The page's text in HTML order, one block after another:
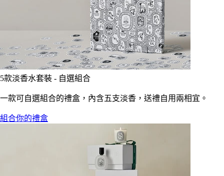
5款淡香水套裝 - 自選組合
一款可自選組合的禮盒，內含五支淡香，送禮自用兩相宜。
組合你的禮盒